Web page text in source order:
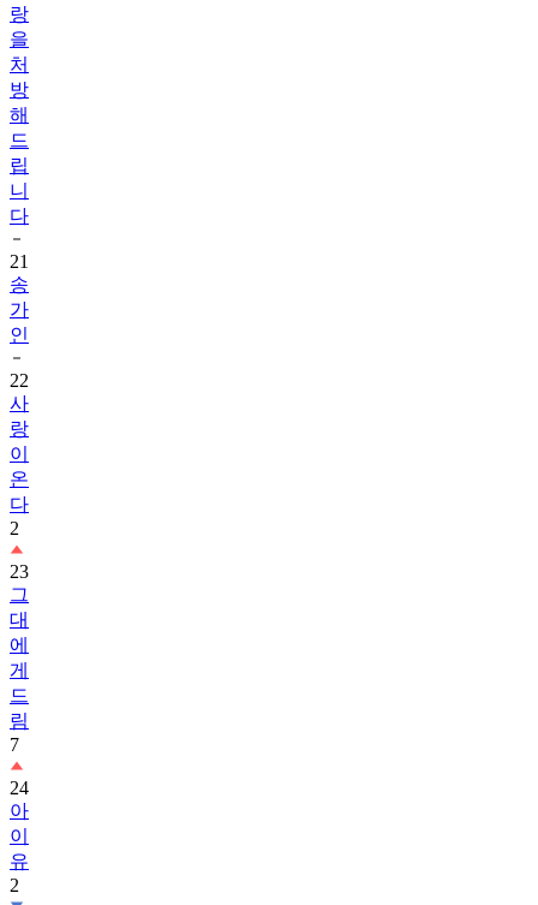
랑
을
처
방
해
드
립
니
다
21
송
가
인
22
사
랑
이
온
다
2
23
그
대
에
게
드
림
7
24
아
이
유
2